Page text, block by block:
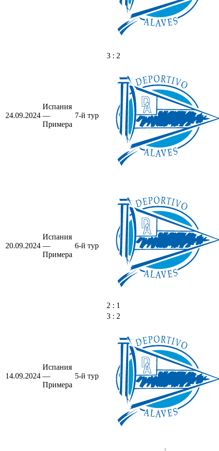
24.09.2024
Испания
—
Примера
7-й тур
3 : 2
20.09.2024
Испания
—
Примера
6-й тур
2 : 1
14.09.2024
Испания
—
Примера
5-й тур
3 : 2